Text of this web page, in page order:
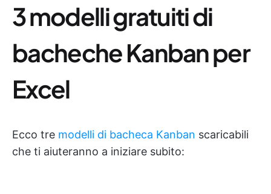
3 modelli gratuiti di
bacheche Kanban per
Excel
Ecco tre modelli di bacheca Kanban scaricabili
che ti aiuteranno a iniziare subito: